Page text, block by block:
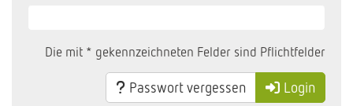
Die mit * gekennzeichneten Felder sind Pflichtfelder
Passwort vergessen Login